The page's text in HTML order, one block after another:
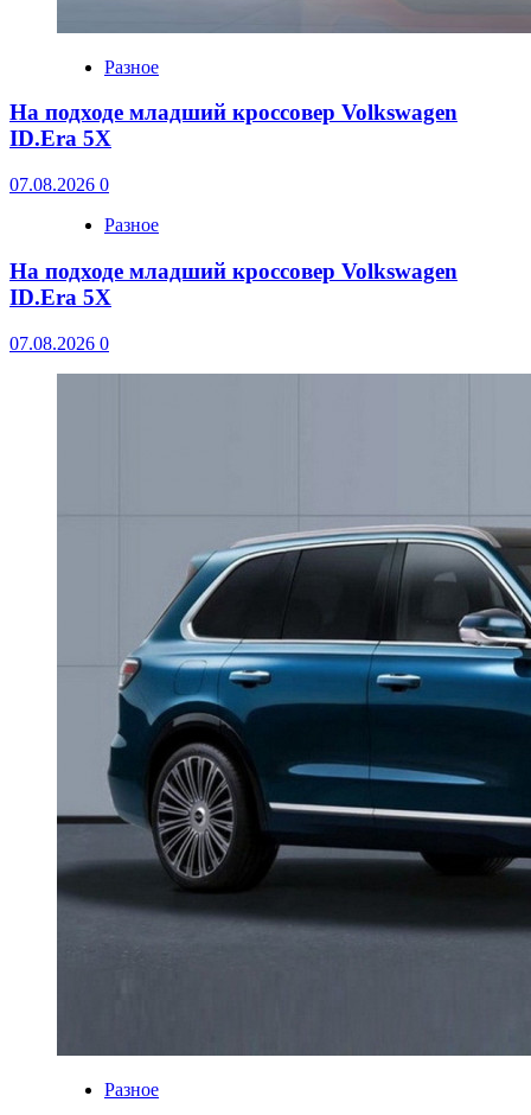
Разное
На подходе младший кроссовер Volkswagen
ID.Era 5X
07.08.2026 0
Разное
На подходе младший кроссовер Volkswagen
ID.Era 5X
07.08.2026 0
Разное